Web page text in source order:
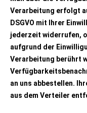
Verarbeitung erfolgt
DSGVO mit Ihrer
jederzeit widerrufen,
aufgrund der
Verarbeitung berührt
an uns abbestellen.
aus dem Verteiler